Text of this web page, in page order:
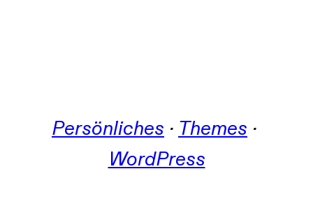
Persönliches · Themes
WordPress